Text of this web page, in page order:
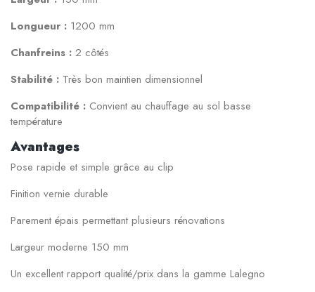
Longueur : 1200 mm
Chanfreins : 2 côtés
Stabilité : Très bon maintien dimensionnel
Compatibilité : Convient au chauffage au sol basse
température
Avantages
Pose rapide et simple grâce au clip
Finition vernie durable
Parement épais permettant plusieurs rénovations
Largeur moderne 150 mm
Un excellent rapport qualité/prix dans la gamme Lalegno